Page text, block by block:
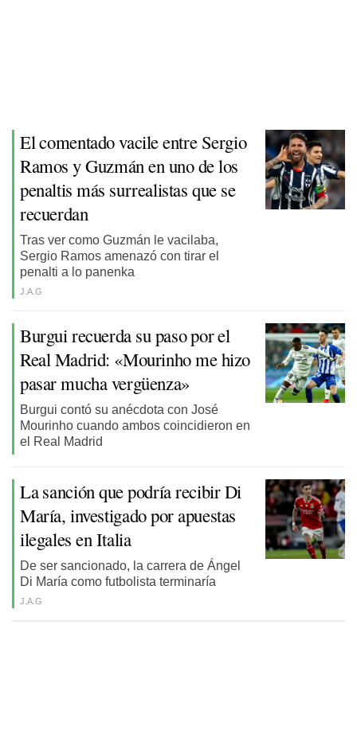
El comentado vacile entre Sergio
Ramos y Guzmán en uno de los
penaltis más surrealistas que se
recuerdan
Tras ver como Guzmán le vacilaba,
Sergio Ramos amenazó con tirar el
penalti a lo panenka
J.A.G
Burgui recuerda su paso por el
Real Madrid: «Mourinho me hizo
pasar mucha vergüenza»
Burgui contó su anécdota con José
Mourinho cuando ambos coincidieron en
el Real Madrid
La sanción que podría recibir Di
María, investigado por apuestas
ilegales en Italia
De ser sancionado, la carrera de Ángel
Di María como futbolista terminaría
J.A.G